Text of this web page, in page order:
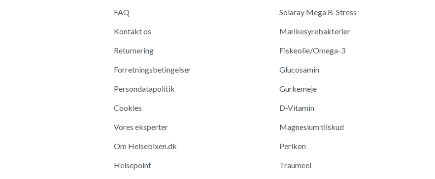
FAQ
Kontakt os
Returnering
Forretningsbetingelser
Persondatapolitik
Cookies
Vores eksperter
Om Helsebixen.dk
Helsepoint
Solaray Mega B-Stress
Mælkesyrebakterier
Fiskeolie/Omega-3
Glucosamin
Gurkemeje
D-Vitamin
Magnesium tilskud
Perikon
Traumeel